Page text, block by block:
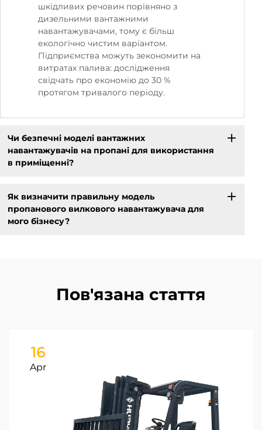
шкідливих речовин порівняно з
дизельними вантажними
навантажувачами, тому є більш
екологічно чистим варіантом.
Підприємства можуть зекономити на
витратах палива: дослідження
свідчать про економію до 30 %
протягом тривалого періоду.
Чи безпечні моделі вантажних
навантажувачів на пропані для використання
в приміщенні?
Як визначити правильну модель
пропанового вилкового навантажувача для
мого бізнесу?
Пов'язана стаття
16
Apr